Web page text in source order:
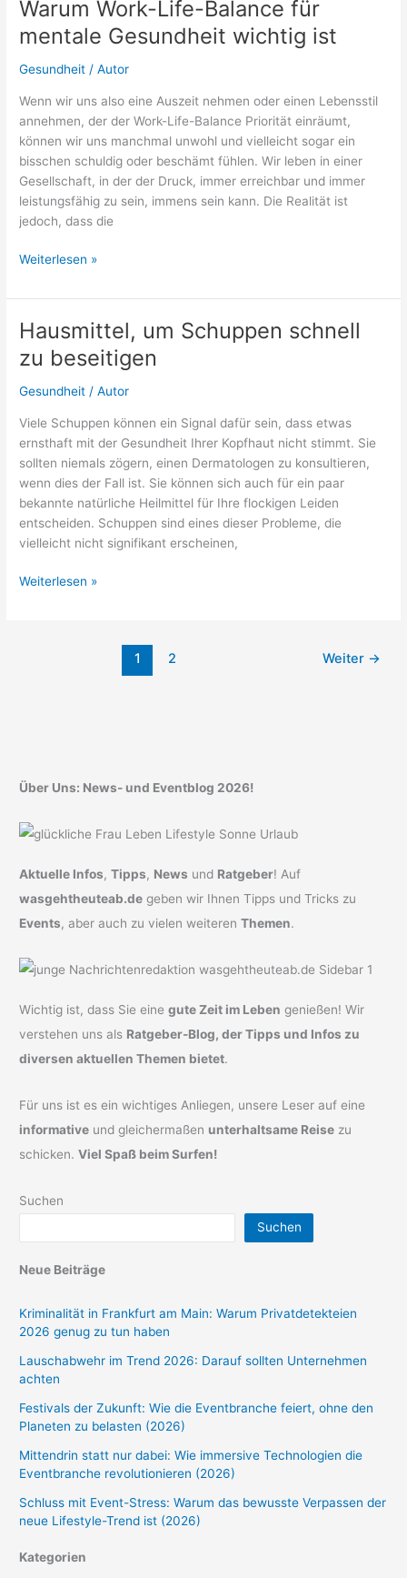
Alter
scharf
Warum Work-Life-Balance für
mentale Gesundheit wichtig ist
Gesundheit /Autor
Wenn wir uns also eine Auszeit nehmen oder einen Lebensstil
annehmen, der der Work-Life-Balance Priorität einräumt,
können wir uns manchmal unwohl und vielleicht sogar ein
bisschen schuldig oder beschämt fühlen. Wir leben in einer
Gesellschaft, in der der Druck, immer erreichbar und immer
leistungsfähig zu sein, immens sein kann. Die Realität ist
jedoch, dass die
Warum
Life-
Balance
für
mentale
wichtig
ist
Weiterlesen »
Hausmittel, um Schuppen schnell
zu beseitigen
Gesundheit /Autor
Viele Schuppen können ein Signal dafür sein, dass etwas
ernsthaft mit der Gesundheit Ihrer Kopfhaut nicht stimmt. Sie
sollten niemals zögern, einen Dermatologen zu konsultieren,
wenn dies der Fall ist. Sie können sich auch für ein paar
bekannte natürliche Heilmittel für Ihre flockigen Leiden
entscheiden. Schuppen sind eines dieser Probleme, die
vielleicht nicht signifikant erscheinen,
Hausmittel,
Weiterlesen »
1 2 Weiter →
Über Uns: News- und Eventblog 2026!
Aktuelle Infos,Tipps, News und Ratgeber! Auf
wasgehtheuteab.de geben wir Ihnen Tipps und Tricks zu
Events, aber auch zu vielen weiterenThemen.
Wichtig ist, dass Sie einegute Zeit im Leben genießen! Wir
verstehen uns als Ratgeber-Blog, der Tipps und Infos zu
diversen aktuellen Themen bietet.
Für uns ist es ein wichtiges Anliegen, unsere Leser auf eine
informative und gleichermaßen unterhaltsame Reise zu
schicken.Viel Spaß beim Surfen!
Suchen
Suchen
Neue Beiträge
Kriminalität in Frankfurt am Main: Warum Privatdetekteien
2026 genug zu tun haben
Lauschabwehr im Trend 2026: Darauf sollten Unternehmen
achten
Festivals der Zukunft: Wie die Eventbranche feiert, ohne den
Planeten zu belasten (2026)
Mittendrin statt nur dabei: Wie immersive Technologien die
Eventbranche revolutionieren (2026)
Schluss mit Event-Stress: Warum das bewusste Verpassen der
neue Lifestyle-Trend ist (2026)
Kategorien